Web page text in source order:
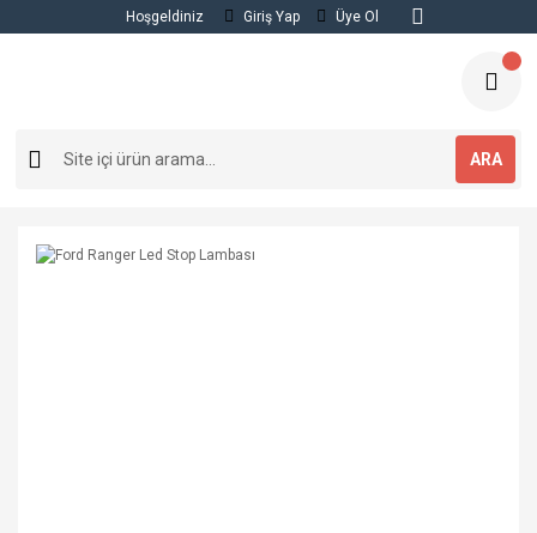
Hoşgeldiniz Giriş Yap Üye Ol
ARA